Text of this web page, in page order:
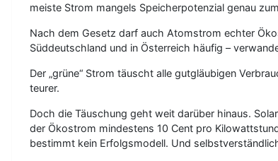
meiste Strom mangels Speicherpotenzial genau
Nach dem Gesetz darf auch Atomstrom echter
Süddeutschland und in Österreich häufig –
Der „grüne“ Strom täuscht alle gutgläubigen
teurer.
Doch die Täuschung geht weit darüber hinaus.
der Ökostrom mindestens 10 Cent pro
bestimmt kein Erfolgsmodell. Und